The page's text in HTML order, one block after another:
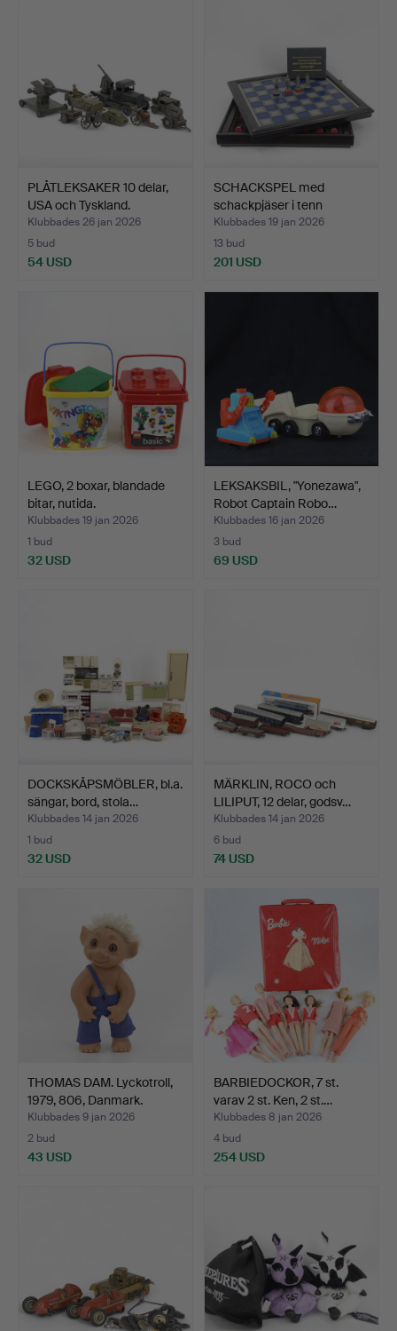
PLÅTLEKSAKER 10 delar,
USA och Tyskland.
Klubbades 26 jan 2026
5 bud
54 USD
SCHACKSPEL med
schackpjäser i tenn
förestä…
Klubbades 19 jan 2026
13 bud
201 USD
LEGO, 2 boxar, blandade
bitar, nutida.
Klubbades 19 jan 2026
1 bud
32 USD
LEKSAKSBIL, "Yonezawa",
Robot Captain Robo…
Klubbades 16 jan 2026
3 bud
69 USD
DOCKSKÅPSMÖBLER, bl.a.
sängar, bord, stola…
Klubbades 14 jan 2026
1 bud
32 USD
MÄRKLIN, ROCO och
LILIPUT, 12 delar, godsv…
Klubbades 14 jan 2026
6 bud
74 USD
THOMAS DAM. Lyckotroll,
1979, 806, Danmark.
Klubbades 9 jan 2026
2 bud
43 USD
BARBIEDOCKOR, 7 st.
varav 2 st. Ken, 2 st.…
Klubbades 8 jan 2026
4 bud
254 USD